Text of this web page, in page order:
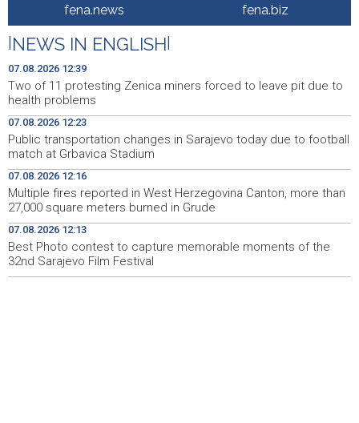
Saopćenje za javnost Republikanci BiH
12:32
Investicije u BiH u 2025. porasle za 5,36 posto, na 9,44
milijarde KM
12:30
Dvojici rudara pozlilo u jami Raspotočje, jedan prebačen
u bolnicu
12:25
Rozić: Dugotrajne suše i niski vodostaji ugrožavaju
ekosustav Hutova blata
12:23
Public transportation changes in Sarajevo today due to
football match at Grbavica Stadium
12:17
Brodski promet kroz Hormuški moreuz i dalje je ozbiljno
poremećen
fena.news fena.biz
NEWS IN ENGLISH
07.08.2026 12:39
Two of 11 protesting Zenica miners forced to leave pit due to
health problems
07.08.2026 12:23
Public transportation changes in Sarajevo today due to football
match at Grbavica Stadium
07.08.2026 12:16
Multiple fires reported in West Herzegovina Canton, more than
27,000 square meters burned in Grude
07.08.2026 12:13
Best Photo contest to capture memorable moments of the
32nd Sarajevo Film Festival